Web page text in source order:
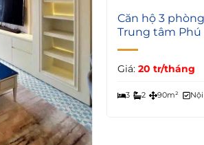
4
Căn hộ 3
Trung tâm Phú
Giá: 20 tr/tháng
3 2 90m²